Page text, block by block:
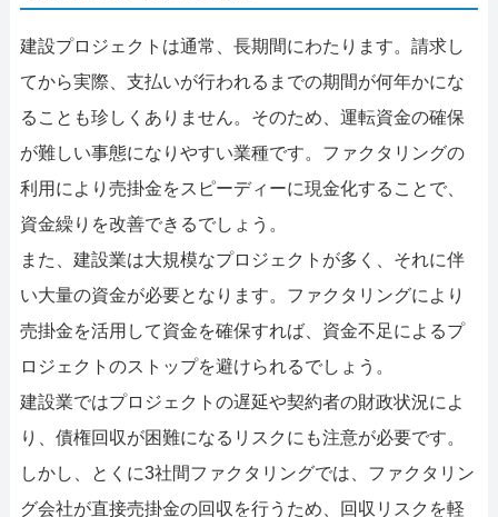
建設プロジェクトは通常、長期間にわたります。請求し
てから実際、支払いが行われるまでの期間が何年かにな
ることも珍しくありません。そのため、運転資金の確保
が難しい事態になりやすい業種です。ファクタリングの
利用により売掛金をスピーディーに現金化することで、
資金繰りを改善できるでしょう。
また、建設業は大規模なプロジェクトが多く、それに伴
い大量の資金が必要となります。ファクタリングにより
売掛金を活用して資金を確保すれば、資金不足によるプ
ロジェクトのストップを避けられるでしょう。
建設業ではプロジェクトの遅延や契約者の財政状況によ
り、債権回収が困難になるリスクにも注意が必要です。
しかし、とくに3社間ファクタリングでは、ファクタリン
グ会社が直接売掛金の回収を行うため、回収リスクを軽